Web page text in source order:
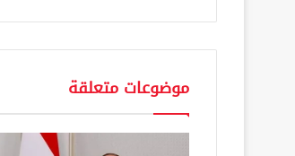
موضوعات متعلقة